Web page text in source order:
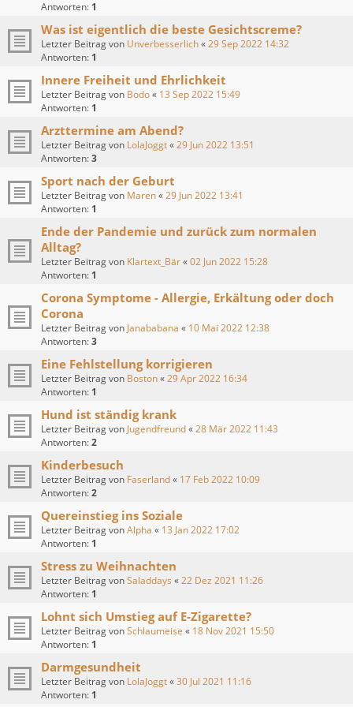
Antworten: 1
Was ist eigentlich die beste Gesichtscreme?
Letzter Beitrag von Unverbesserlich«29 Sep 2022 14:32
Antworten: 1
Innere Freiheit und Ehrlichkeit
Letzter Beitrag von Bodo« 13 Sep 2022 15:49
Antworten: 1
Arzttermine am Abend?
Letzter Beitrag von LolaJoggt«29 Jun 2022 13:51
Antworten:3
Sport nach der Geburt
Letzter Beitrag von Maren«29 Jun 2022 13:41
Antworten: 1
Ende der Pandemie und zurück zum normalen
Alltag?
Letzter Beitrag von Klartext_Bär«02 Jun 2022 15:28
Antworten: 1
Corona Symptome - Allergie, Erkältung oder doch
Corona
Letzter Beitrag von Janababana « 10 Mai 2022 12:38
Antworten:3
Eine Fehlstellung korrigieren
Letzter Beitrag von Boston«29 Apr 2022 16:34
Antworten: 1
Hund ist ständig krank
Letzter Beitrag von Jugendfreund«28 Mär 2022 11:43
Antworten:2
Kinderbesuch
Letzter Beitrag von Faserland« 17 Feb 2022 10:09
Antworten:2
Quereinstieg ins Soziale
Letzter Beitrag vonAlpha « 13 Jan 2022 17:02
Antworten: 1
Stress zu Weihnachten
Letzter Beitrag vonSaladdays «22 Dez 2021 11:26
Antworten: 1
Lohnt sich Umstieg auf E-Zigarette?
Letzter Beitrag vonSchlaumeise « 18 Nov 2021 15:50
Antworten: 1
Darmgesundheit
Letzter Beitrag von LolaJoggt«30 Jul 2021 11:16
Antworten: 1